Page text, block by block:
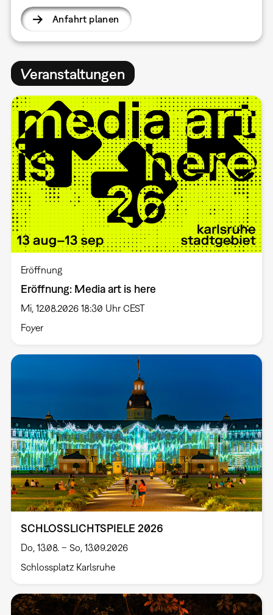
Anfahrt planen
Veranstaltungen
Eröffnung
Eröffnung: Media art is here
Mi, 12.08.2026 18:30 Uhr CEST
Foyer
SCHLOSSLICHTSPIELE 2026
Do, 13.08. – So, 13.09.2026
Schlossplatz Karlsruhe